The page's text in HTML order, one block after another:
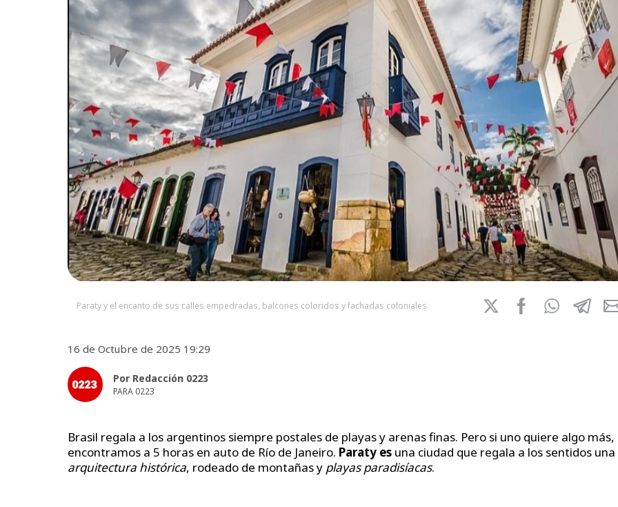
Paraty y el encanto de sus calles empedradas, balcones coloridos y fachadas coloniales.
16 de Octubre de 2025 19:29
Por Redacción 0223
PARA 0223
Brasil regala a los argentinos siempre postales de playas y arenas finas. Pero si uno quiere algo más,
encontramos a 5 horas en auto de Río de Janeiro. Paraty es una ciudad que regala a los sentidos una
arquitectura histórica, rodeado de montañas y playas paradisíacas.